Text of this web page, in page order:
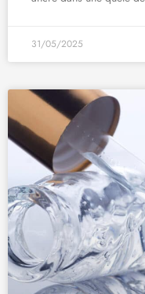
31/05/2025